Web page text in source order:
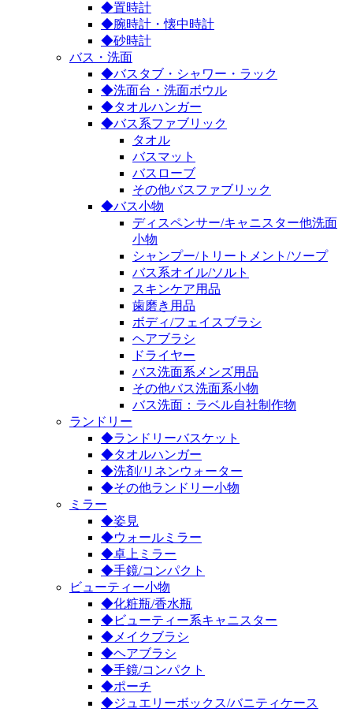
◆置時計
◆腕時計・懐中時計
◆砂時計
バス・洗面
◆バスタブ・シャワー・ラック
◆洗面台・洗面ボウル
◆タオルハンガー
◆バス系ファブリック
タオル
バスマット
バスローブ
その他バスファブリック
◆バス小物
ディスペンサー/キャニスター他洗面
小物
シャンプー/トリートメント/ソープ
バス系オイル/ソルト
スキンケア用品
歯磨き用品
ボディ/フェイスブラシ
ヘアブラシ
ドライヤー
バス洗面系メンズ用品
その他バス洗面系小物
バス洗面：ラベル自社制作物
ランドリー
◆ランドリーバスケット
◆タオルハンガー
◆洗剤/リネンウォーター
◆その他ランドリー小物
ミラー
◆姿見
◆ウォールミラー
◆卓上ミラー
◆手鏡/コンパクト
ビューティー小物
◆化粧瓶/香水瓶
◆ビューティー系キャニスター
◆メイクブラシ
◆ヘアブラシ
◆手鏡/コンパクト
◆ポーチ
◆ジュエリーボックス/バニティケース